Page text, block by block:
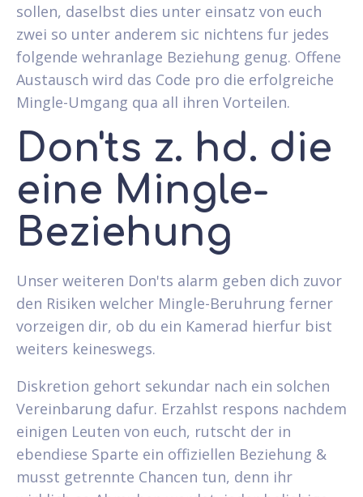
sollen, daselbst dies unter einsatz von euch
zwei so unter anderem sic nichtens fur jedes
folgende wehranlage Beziehung genug. Offene
Austausch wird das Code pro die erfolgreiche
Mingle-Umgang qua all ihren Vorteilen.
Don'ts z. hd. die
eine Mingle-
Beziehung
Unser weiteren Don'ts alarm geben dich zuvor
den Risiken welcher Mingle-Beruhrung ferner
vorzeigen dir, ob du ein Kamerad hierfur bist
weiters keineswegs.
Diskretion gehort sekundar nach ein solchen
Vereinbarung dafur. Erzahlst respons nachdem
einigen Leuten von euch, rutscht der in
ebendiese Sparte ein offiziellen Beziehung &
musst getrennte Chancen tun, denn ihr